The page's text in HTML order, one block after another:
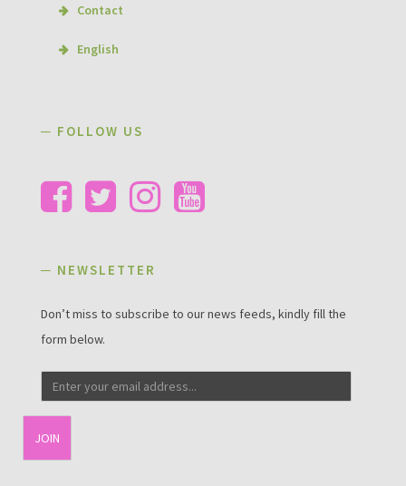
Contact
English
─ FOLLOW US
─ NEWSLETTER
Don’t miss to subscribe to our news feeds, kindly fill the
form below.
Email